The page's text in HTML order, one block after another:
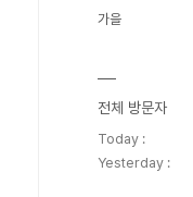
가을
전체 방문자
Today :
Yesterday :